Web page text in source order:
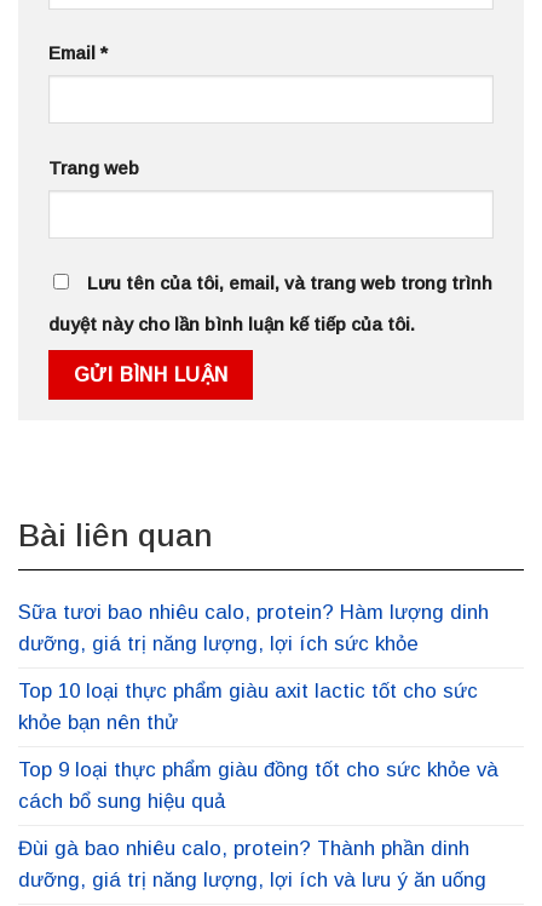
Bài liên quan
Sữa tươi bao nhiêu calo, protein? Hàm lượng dinh
dưỡng, giá trị năng lượng, lợi ích sức khỏe
Top 10 loại thực phẩm giàu axit lactic tốt cho sức
khỏe bạn nên thử
Top 9 loại thực phẩm giàu đồng tốt cho sức khỏe và
cách bổ sung hiệu quả
Đùi gà bao nhiêu calo, protein? Thành phần dinh
dưỡng, giá trị năng lượng, lợi ích và lưu ý ăn uống
Email*
Trang web
Lưu tên của tôi, email, và trang web trong trình
duyệt này cho lần bình luận kế tiếp của tôi.